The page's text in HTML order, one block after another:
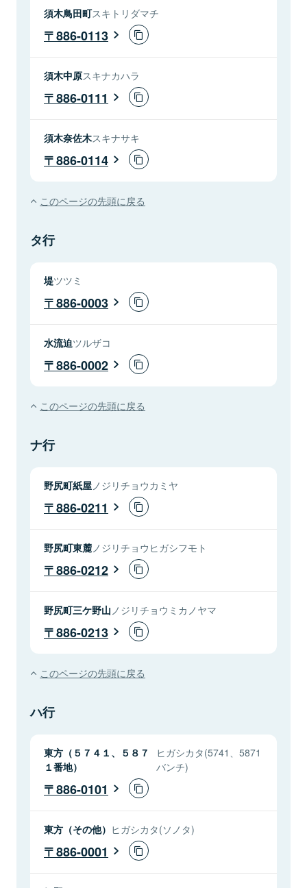
須木鳥田町スキトリダマチ
886-0113
須木中原スキナカハラ
886-0111
須木奈佐木スキナサキ
886-0114
このページの先頭に戻る
タ行
堤ツツミ
886-0003
水流迫ツルザコ
886-0002
このページの先頭に戻る
ナ行
野尻町紙屋 ノジリチョウカミヤ
886-0211
野尻町東麓 ノジリチョウヒガシフモト
886-0212
野尻町三ケ野山 ノジリチョウミカノヤマ
886-0213
このページの先頭に戻る
ハ行
東方（５７４１、５８７
１番地）
ヒガシカタ(5741、5871
バンチ)
886-0101
東方（その他） ヒガシカタ(ソノタ)
886-0001